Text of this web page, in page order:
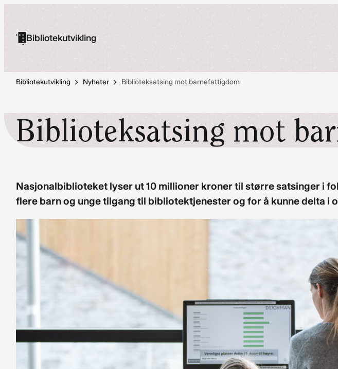
innholdBibliotekutvikling
Bibliotekutvikling Nyheter Biblioteksatsing mot barnefattigdom
Biblioteksatsing mot
Nasjonalbiblioteket lyser ut 10 millioner kroner til større satsinger i
flere barn og unge tilgang til bibliotektjenester og for å kunne delta i